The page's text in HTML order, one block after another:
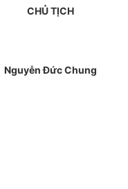
CHỦ TỊCH
Nguyễn Đức Chung